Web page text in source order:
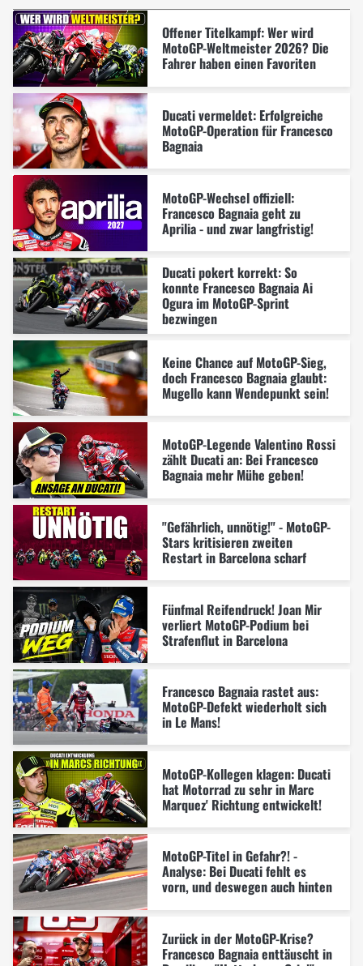
Offener Titelkampf: Wer wird
MotoGP-Weltmeister 2026? Die
Fahrer haben einen Favoriten
Ducati vermeldet: Erfolgreiche
MotoGP-Operation für Francesco
Bagnaia
MotoGP-Wechsel offiziell:
Francesco Bagnaia geht zu
Aprilia - und zwar langfristig!
Ducati pokert korrekt: So
konnte Francesco Bagnaia Ai
Ogura im MotoGP-Sprint
bezwingen
Keine Chance auf MotoGP-Sieg,
doch Francesco Bagnaia glaubt:
Mugello kann Wendepunkt sein!
MotoGP-Legende Valentino Rossi
zählt Ducati an: Bei Francesco
Bagnaia mehr Mühe geben!
"Gefährlich, unnötig!" - MotoGP-
Stars kritisieren zweiten
Restart in Barcelona scharf
Fünfmal Reifendruck! Joan Mir
verliert MotoGP-Podium bei
Strafenflut in Barcelona
Francesco Bagnaia rastet aus:
MotoGP-Defekt wiederholt sich
in Le Mans!
MotoGP-Kollegen klagen: Ducati
hat Motorrad zu sehr in Marc
Marquez' Richtung entwickelt!
MotoGP-Titel in Gefahr?! -
Analyse: Bei Ducati fehlt es
vorn, und deswegen auch hinten
Zurück in der MotoGP-Krise?
Francesco Bagnaia enttäuscht in